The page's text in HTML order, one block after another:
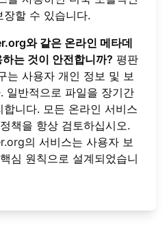
할 수 있습니다.
와 같은 온라인 메타데
는 것이 안전합니까? 평판
는 사용자 개인 정보 및 보
일반적으로 파일을 장기간
니다. 모든 온라인 서비스
책을 항상 검토하십시오.
의 서비스는 사용자 보
심 원칙으로 설계되었습니